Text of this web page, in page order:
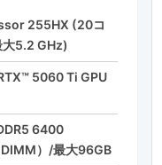
255HX (20コ
5.2 GHz)
5060 Ti GPU
6400
）/最大96GB